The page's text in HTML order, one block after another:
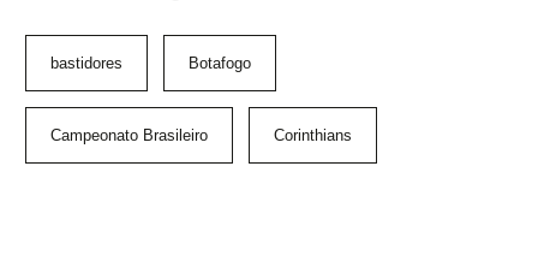
bastidores Botafogo
Campeonato Brasileiro Corinthians